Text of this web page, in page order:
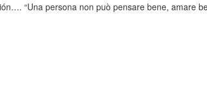
“Una persona non può pensare bene, amare